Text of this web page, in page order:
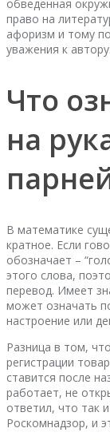
обведенная
право на
афоризм и тому
уважения к автору.
Что
на
В математике
кратное. Если
обозначает –
этого слова,
перевод. Имеет
может означать
настроение или
Разница в том,
регистрации
ставится после
работает, не
ответил, что так
Роскомнадзор, и